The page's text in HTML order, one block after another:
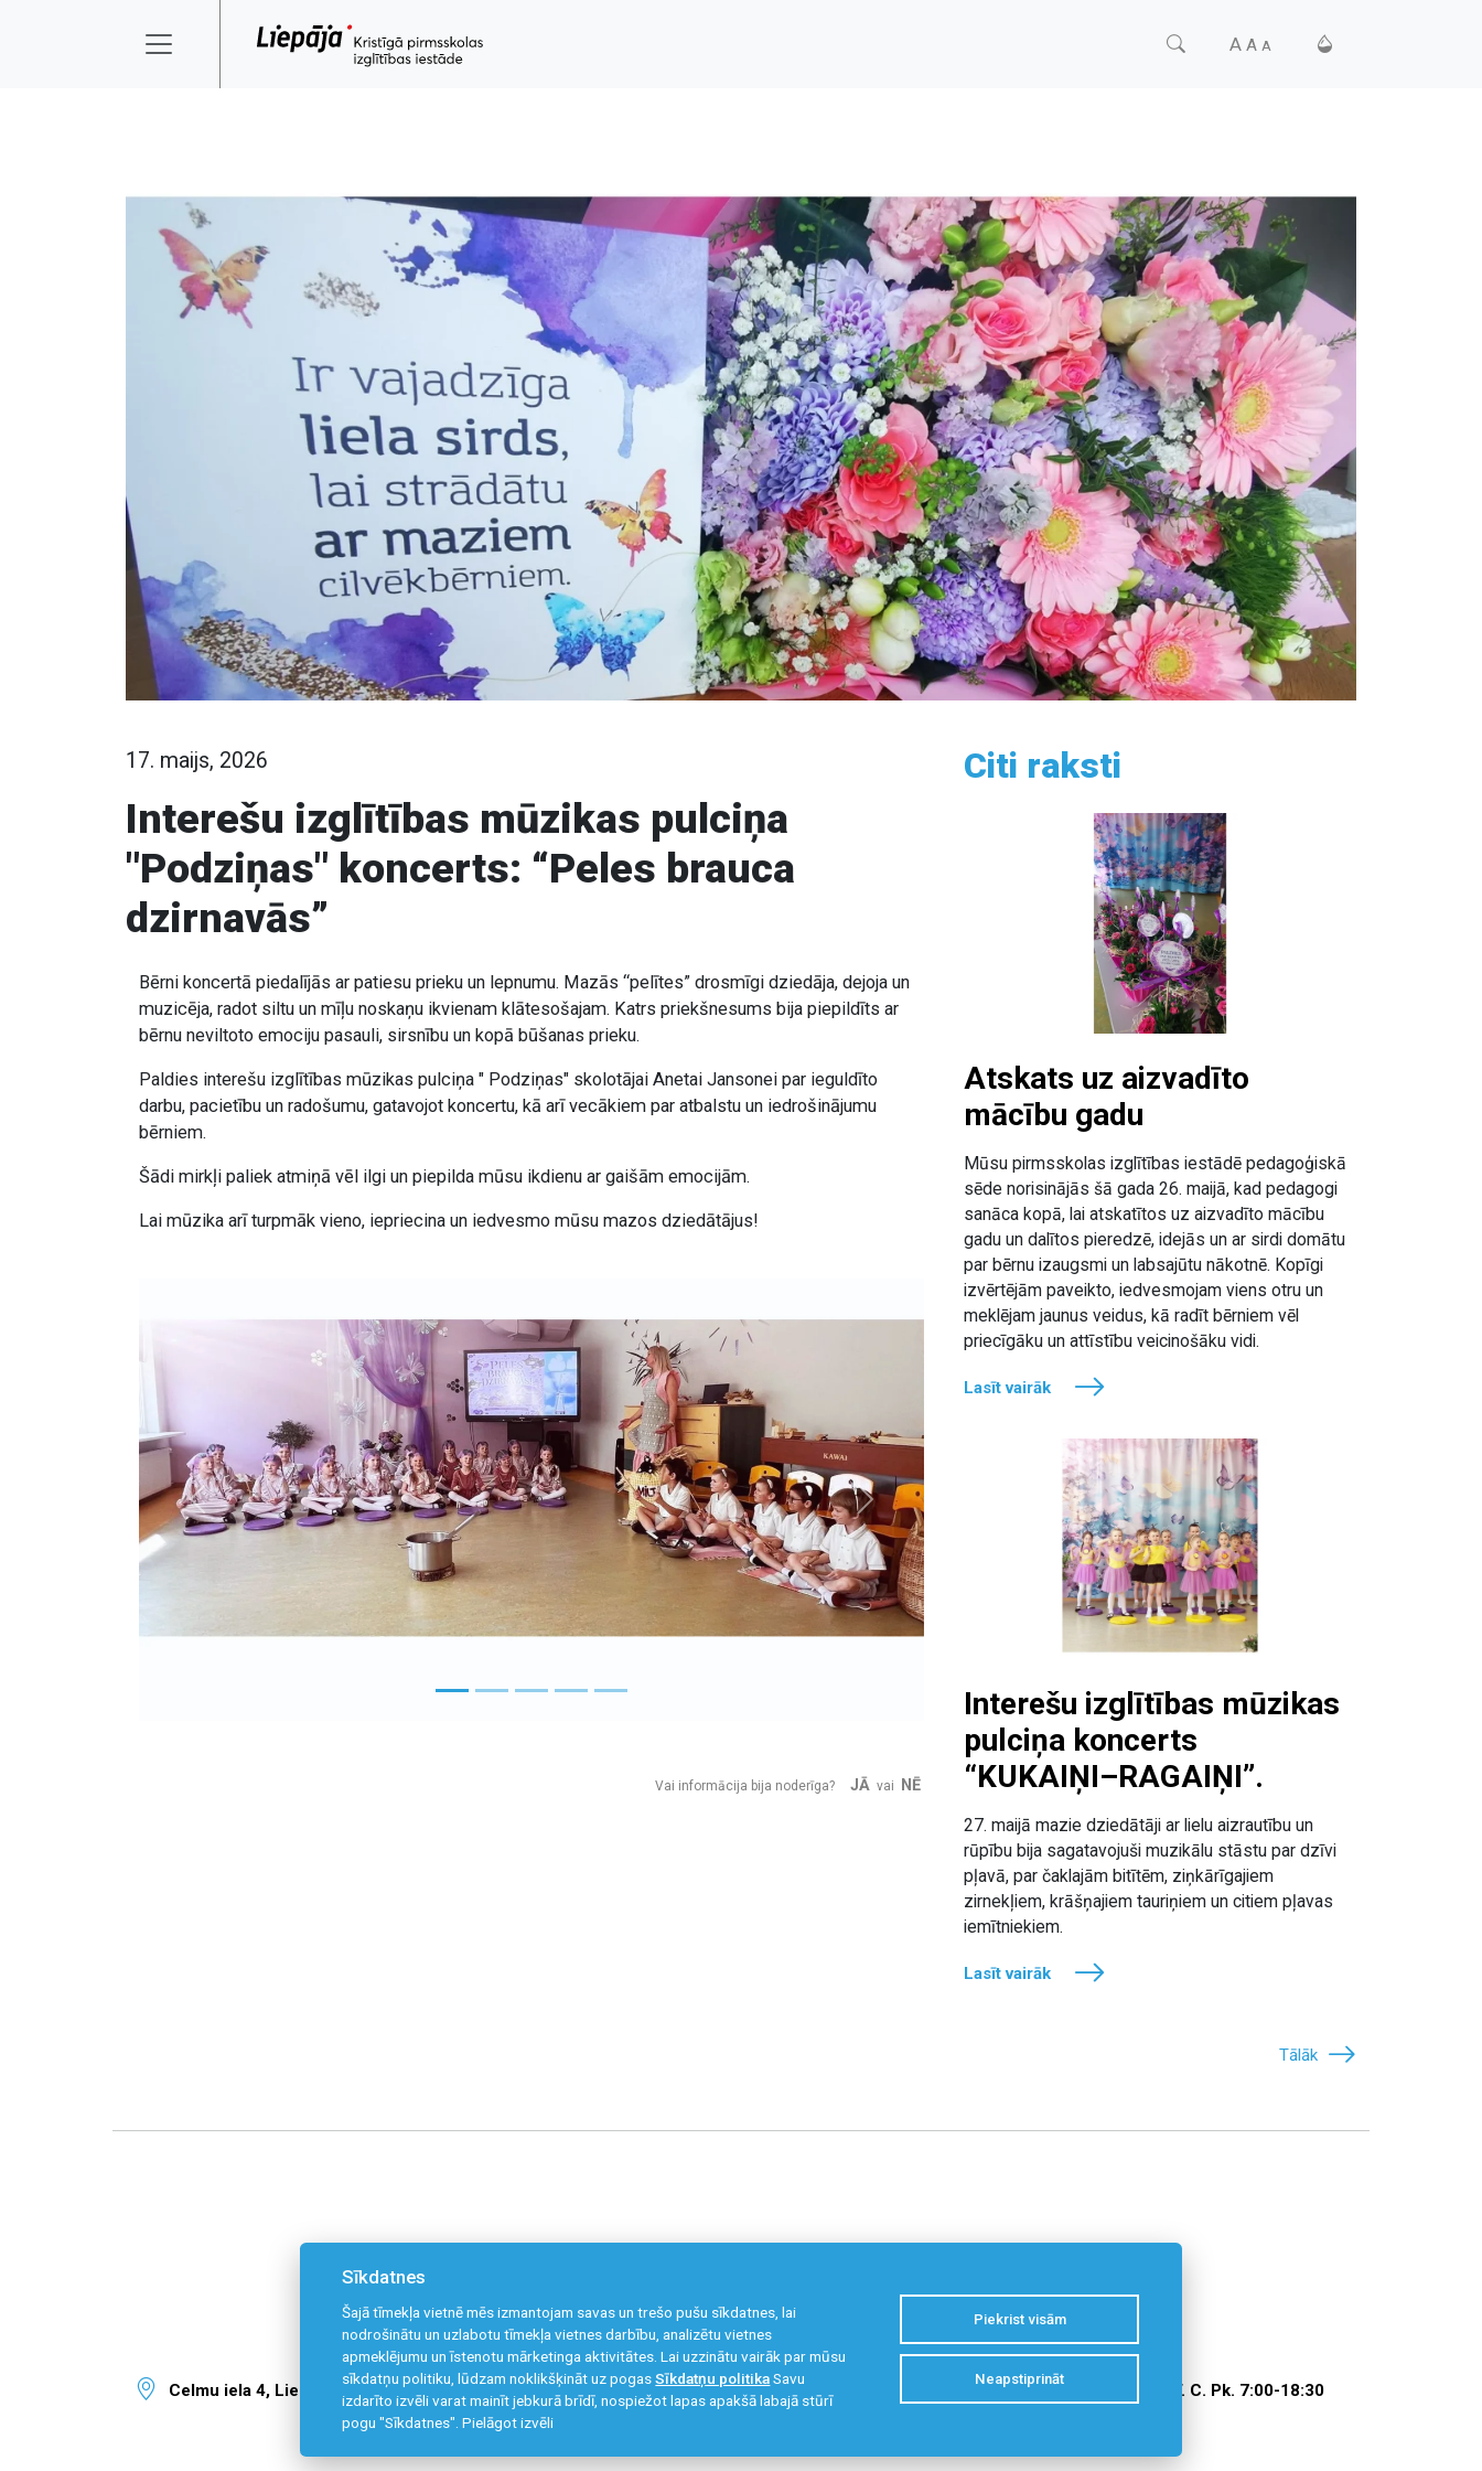
A A A
17. maijs, 2026
Interešu izglītības mūzikas pulciņa
"Podziņas" koncerts: “Peles brauca
dzirnavās”
Bērni koncertā piedalījās ar patiesu prieku un lepnumu. Mazās “pelītes” drosmīgi dziedāja, dejoja un
muzicēja, radot siltu un mīļu noskaņu ikvienam klātesošajam. Katrs priekšnesums bija piepildīts ar
bērnu neviltoto emociju pasauli, sirsnību un kopā būšanas prieku.
Paldies interešu izglītības mūzikas pulciņa " Podziņas" skolotājai Anetai Jansonei par ieguldīto
darbu, pacietību un radošumu, gatavojot koncertu, kā arī vecākiem par atbalstu un iedrošinājumu
bērniem.
Šādi mirkļi paliek atmiņā vēl ilgi un piepilda mūsu ikdienu ar gaišām emocijām.
Lai mūzika arī turpmāk vieno, iepriecina un iedvesmo mūsu mazos dziedātājus!
Previous Next
Vai informācija bija noderīga? JĀ vai NĒ
Citi raksti
Atskats uz aizvadīto
mācību gadu
Mūsu pirmsskolas izglītības iestādē pedagoģiskā
sēde norisinājās šā gada 26. maijā, kad pedagogi
sanāca kopā, lai atskatītos uz aizvadīto mācību
gadu un dalītos pieredzē, idejās un ar sirdi domātu
par bērnu izaugsmi un labsajūtu nākotnē. Kopīgi
izvērtējām paveikto, iedvesmojam viens otru un
meklējam jaunus veidus, kā radīt bērniem vēl
priecīgāku un attīstību veicinošāku vidi.
Lasīt vairāk
Interešu izglītības mūzikas
pulciņa koncerts
“KUKAIŅI–RAGAIŅI”.
27. maijā mazie dziedātāji ar lielu aizrautību un
rūpību bija sagatavojuši muzikālu stāstu par dzīvi
pļavā, par čaklajām bitītēm, ziņkārīgajiem
zirnekļiem, krāšņajiem tauriņiem un citiem pļavas
iemītniekiem.
Lasīt vairāk
Tālāk
Celmu iela 4, Liepāja, LV-3405 kristigais@liepaja.edu.lv 63 441 699 27 899 831 P. O. T. C. Pk. 7:00-18:30
Sīkdatnes
Šajā tīmekļa vietnē mēs izmantojam savas un trešo pušu sīkdatnes, lai
nodrošinātu un uzlabotu tīmekļa vietnes darbību, analizētu vietnes
apmeklējumu un īstenotu mārketinga aktivitātes. Lai uzzinātu vairāk par mūsu
sīkdatņu politiku, lūdzam noklikšķināt uz pogasSīkdatņu politikaSavu
izdarīto izvēli varat mainīt jebkurā brīdī, nospiežot lapas apakšā labajā stūrī
pogu "Sīkdatnes".Pielāgot izvēli
Piekrist visām
Neapstiprināt